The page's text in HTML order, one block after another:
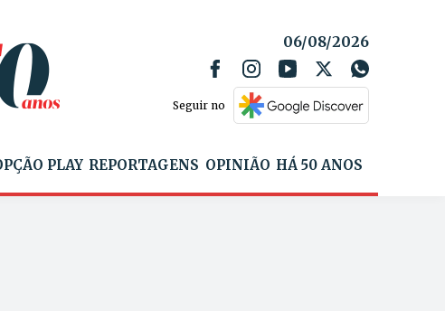
06/08/2026
Seguir no
PLAY REPORTAGENS OPINIÃO HÁ 50 ANOS